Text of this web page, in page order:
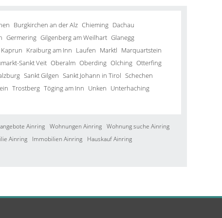
Burgkirchen an der Alz Chieming Dachau
Germering Gilgenberg am Weilhart Glanegg
Kaprun Kraiburg am Inn Laufen Marktl Marquartstein
Sankt Veit Oberalm Oberding Olching Otterfing
Sankt Gilgen Sankt Johann in Tirol Schechen
Trostberg Töging am Inn Unken Unterhaching
Ainring Wohnungen Ainring Wohnung suche Ainring
Ainring Immobilien Ainring
Hauskauf Ainring